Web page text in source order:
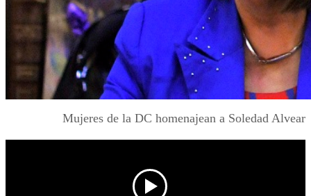
Mujeres de la DC homenajean a Soledad Alvear